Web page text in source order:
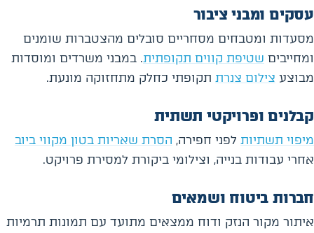
עסקים ומבני ציבור
מסעדות ומטבחים מסחריים סובלים מהצטברות שומנים
ומחייבים שטיפת קווים תקופתית. במבני משרדים ומוסדות
מבוצע צילום צנרת תקופתי כחלק מתחזוקה מונעת.
קבלנים ופרויקטי תשתית
מיפוי תשתיות לפני חפירה, הסרת שאריות בטון מקווי ביוב
אחרי עבודות בנייה, וצילומי ביקורת למסירת פרויקט.
חברות ביטוח ושמאים
איתור מקור הנזק ודוח ממצאים מתועד עם תמונות תרמיות